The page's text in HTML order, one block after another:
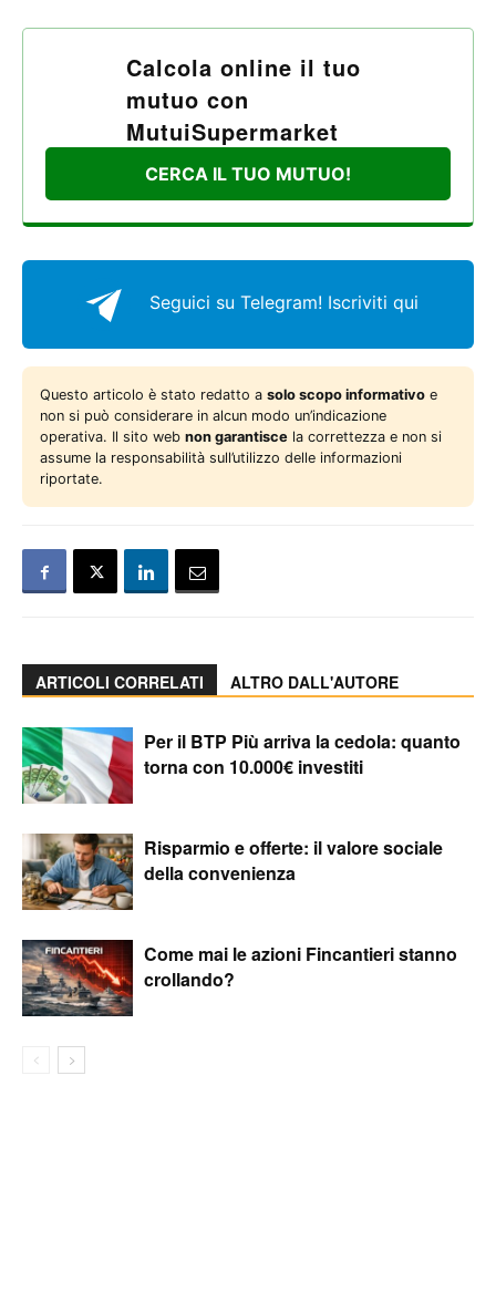
Calcola online il tuo
mutuo con
MutuiSupermarket
CERCA IL TUO MUTUO!
Seguici su Telegram! Iscriviti qui
Questo articolo è stato redatto a solo scopo informativo e
non si può considerare in alcun modo un’indicazione
operativa. Il sito web non garantisce la correttezza e non si
assume la responsabilità sull’utilizzo delle informazioni
riportate.
ARTICOLI CORRELATI ALTRO DALL'AUTORE
Per il BTP Più arriva la cedola: quanto
torna con 10.000€ investiti
Risparmio e offerte: il valore sociale
della convenienza
Come mai le azioni Fincantieri stanno
crollando?